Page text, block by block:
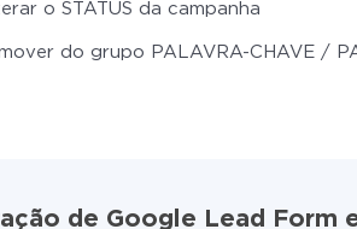
o STATUS da campanha
do grupo PALAVRA-CHAVE /
de Google Lead Form